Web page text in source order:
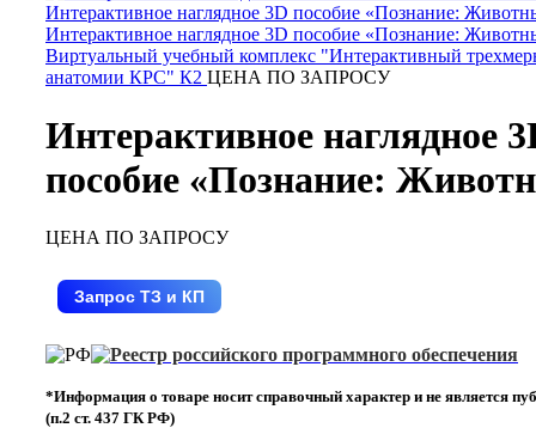
Виртуальный учебный комплекс "Интерактивный
анатомии КРС" К2 ЦЕНА ПО ЗАПРОСУ
Интерактивное наглядное
пособие «Познание:
ЦЕНА ПО ЗАПРОСУ
Запрос ТЗ и КП
*Информация о товаре носит справочный характер и не является
(п.2 ст. 437 ГК РФ)